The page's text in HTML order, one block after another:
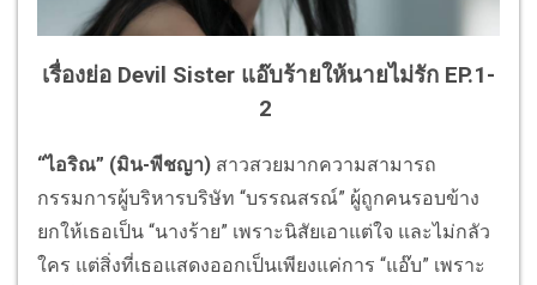
เรื่องย่อ Devil Sister แอ๊บร้ายให้นายไม่รัก EP.1-
2
“ไอริณ” (มิน-พีชญา) สาวสวยมากความสามารถ
กรรมการผู้บริหารบริษัท “บรรณสรณ์” ผู้ถูกคนรอบข้าง
ยกให้เธอเป็น “นางร้าย” เพราะนิสัยเอาแต่ใจ และไม่กลัว
ใคร แต่สิ่งที่เธอแสดงออกเป็นเพียงแค่การ “แอ๊บ” เพราะ